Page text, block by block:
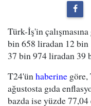
Türk-İş'in çalışmasına
bin 658 liradan 12 bin
37 bin 974 liradan 39
T24'ünhaberine göre,
ağustosta gıda
bazda ise yüzde